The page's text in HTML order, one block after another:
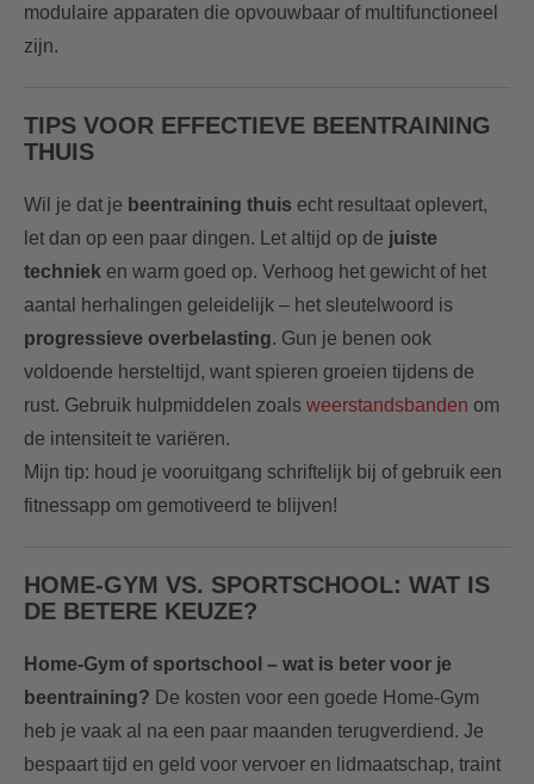
modulaire apparaten die opvouwbaar of multifunctioneel
zijn.
TIPS VOOR EFFECTIEVE BEENTRAINING
THUIS
Wil je dat je beentraining thuis echt resultaat oplevert,
let dan op een paar dingen. Let altijd op de juiste
techniek en warm goed op. Verhoog het gewicht of het
aantal herhalingen geleidelijk – het sleutelwoord is
progressieve overbelasting. Gun je benen ook
voldoende hersteltijd, want spieren groeien tijdens de
rust. Gebruik hulpmiddelen zoals weerstandsbanden om
de intensiteit te variëren.
Mijn tip: houd je vooruitgang schriftelijk bij of gebruik een
fitnessapp om gemotiveerd te blijven!
HOME-GYM VS. SPORTSCHOOL: WAT IS
DE BETERE KEUZE?
Home-Gym of sportschool – wat is beter voor je
beentraining? De kosten voor een goede Home-Gym
heb je vaak al na een paar maanden terugverdiend. Je
bespaart tijd en geld voor vervoer en lidmaatschap, traint